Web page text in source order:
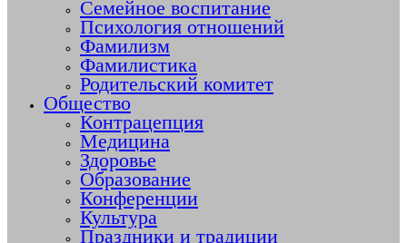
Семейное воспитание
Психология отношений
Фамилизм
Фамилистика
Родительский комитет
Общество
Контрацепция
Медицина
Здоровье
Образование
Конференции
Культура
Праздники и традиции